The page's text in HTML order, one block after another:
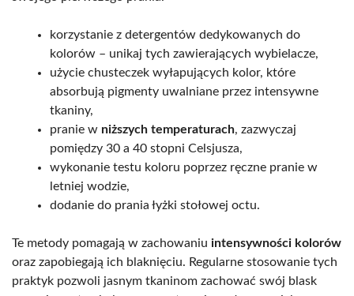
korzystanie z detergentów dedykowanych do
kolorów – unikaj tych zawierających wybielacze,
użycie chusteczek wyłapujących kolor, które
absorbują pigmenty uwalniane przez intensywne
tkaniny,
pranie w niższych temperaturach, zazwyczaj
pomiędzy 30 a 40 stopni Celsjusza,
wykonanie testu koloru poprzez ręczne pranie w
letniej wodzie,
dodanie do prania łyżki stołowej octu.
Te metody pomagają w zachowaniu intensywności kolorów
oraz zapobiegają ich blaknięciu. Regularne stosowanie tych
praktyk pozwoli jasnym tkaninom zachować swój blask